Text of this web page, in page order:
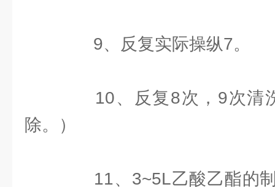
9、反复实际操纵7。
10、反复8次，9次清
除。）
11、3~5L乙酸乙酯的制